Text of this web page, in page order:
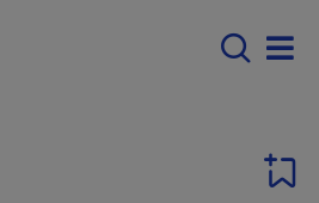
navigation -